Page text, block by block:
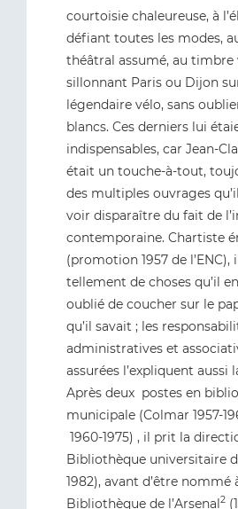
courtoisie chaleureuse, à
défiant toutes les modes,
théâtral assumé, au timbre
sillonnant Paris ou Dijon
légendaire vélo, sans
blancs. Ces derniers lui
indispensables, car Jean-
était un touche-à-tout,
des multiples ouvrages
voir disparaître du fait de
contemporaine. Chartiste
(promotion 1957 de l’ENC),
tellement de choses qu’il
oublié de coucher sur le
qu’il savait ; les
administratives et
assurées l’expliquent aussi
Après deux postes en
municipale (Colmar 1957-
1960-1975) , il prit la
Bibliothèque universitaire
1982), avant d’être nommé
Bibliothèque de l’Arsenal2